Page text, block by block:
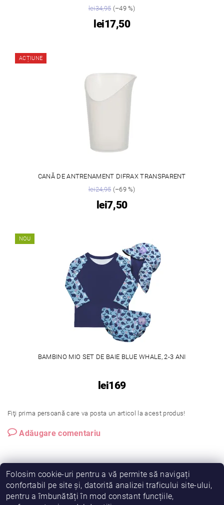
lei34,95(–49 %)
lei17,50
ACȚIUNE
CANĂ DE ANTRENAMENT DIFRAX TRANSPARENT
lei24,95(–69 %)
lei7,50
NOU
BAMBINO MIO SET DE BAIE BLUE WHALE, 2-3 ANI
lei169
Fiţi prima persoană care va posta un articol la acest produs!
Adăugare comentariu
Folosim cookie-uri pentru a vă permite să navigați
confortabil pe site și, datorită analizei traficului site-ului,
pentru a îmbunătăți în mod constant funcțiile,